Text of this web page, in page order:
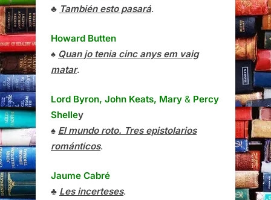
♣ También esto pasará.
Howard Butten
♠ Quan jo tenia cinc anys em vaig
matar.
Lord Byron, John Keats, Mary & Percy
Shelley
♠ El mundo roto. Tres epistolarios
románticos.
Jaume Cabré
♣ Les incerteses.